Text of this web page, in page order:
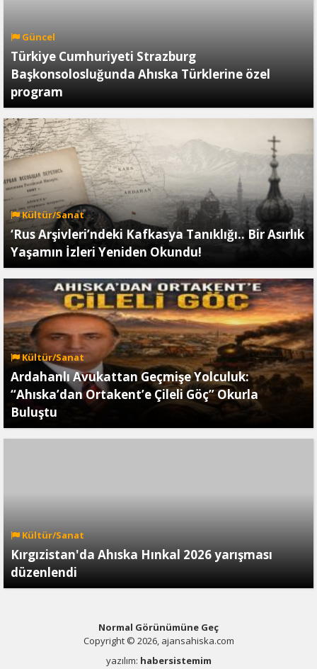
Güncel
Türkiye Cumhuriyeti Strazburg
Başkonsolosluğunda Ahıska Türklerine özel
program
Kültür/Sanat
‘Rus Arşivleri’ndeki Kafkasya Tanıklığı.. Bir Asırlık
Yaşamın İzleri Yeniden Okundu!
Kültür/Sanat
Ardahanlı Avukattan Geçmişe Yolculuk:
“Ahıska’dan Ortakent’e Çileli Göç” Okurla
Buluştu
Kültür/Sanat
Kırgızistan'da Ahıska Hınkal 2026 yarışması
düzenlendi
Normal Görünümüne Geç
Copyright © 2026, ajansahiska.com
yazılım: habersistemim